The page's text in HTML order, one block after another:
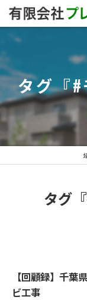
タグ『
タグ
【回顧録】千葉
ビ工事